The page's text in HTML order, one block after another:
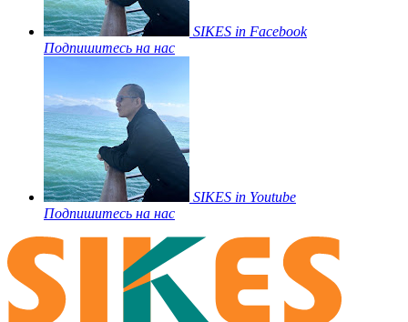
SIKES in Facebook
Подпишитесь на нас
SIKES in Youtube
Подпишитесь на нас